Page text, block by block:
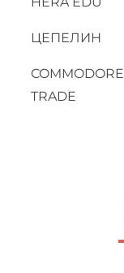
ЦЕПЕЛИН
COMMODORE
TRADE